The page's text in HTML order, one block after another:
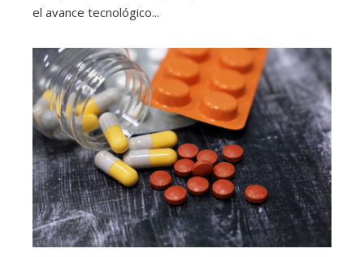
el avance tecnológico...